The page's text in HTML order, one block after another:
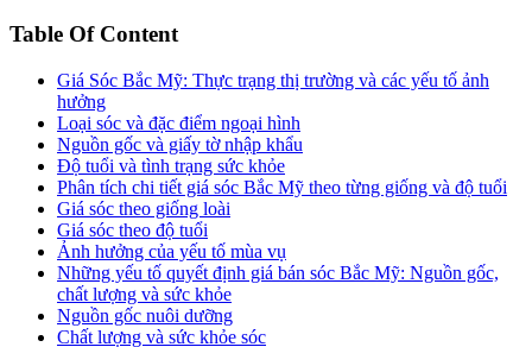
Table Of Content
Giá Sóc Bắc Mỹ: Thực trạng thị trường và các yếu tố ảnh
hưởng
Loại sóc và đặc điểm ngoại hình
Nguồn gốc và giấy tờ nhập khẩu
Độ tuổi và tình trạng sức khỏe
Phân tích chi tiết giá sóc Bắc Mỹ theo từng giống và độ tuổi
Giá sóc theo giống loài
Giá sóc theo độ tuổi
Ảnh hưởng của yếu tố mùa vụ
Những yếu tố quyết định giá bán sóc Bắc Mỹ: Nguồn gốc,
chất lượng và sức khỏe
Nguồn gốc nuôi dưỡng
Chất lượng và sức khỏe sóc